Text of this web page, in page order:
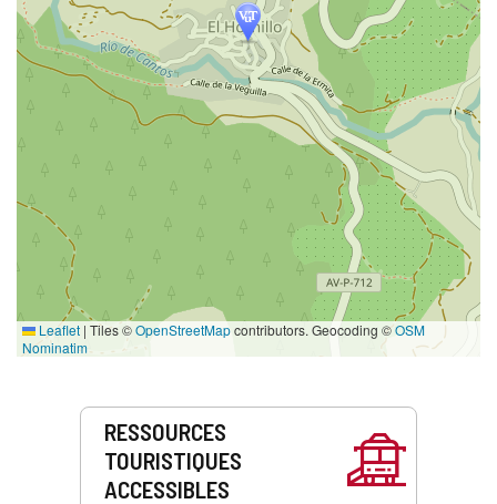
Leaflet | Tiles ©OpenStreetMapcontributors. Geocoding ©OSM
Nominatim
Prestations
RESSOURCES
TOURISTIQUES
ACCESSIBLES